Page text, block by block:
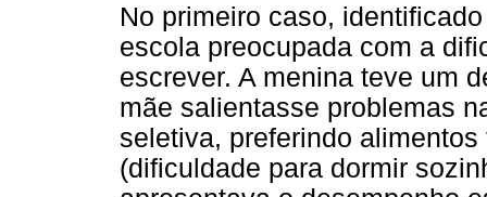
No primeiro caso,
escola preocupada com a
escrever. A menina teve um
mãe salientasse problemas
seletiva, preferindo
(dificuldade para dormir